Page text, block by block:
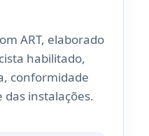
ART, elaborado
habilitado,
conformidade
instalações.